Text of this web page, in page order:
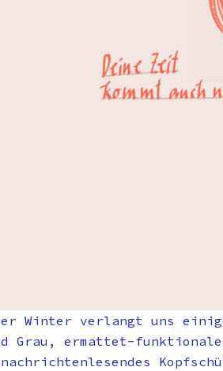
Winter verlangt uns
Grau, ermattet-